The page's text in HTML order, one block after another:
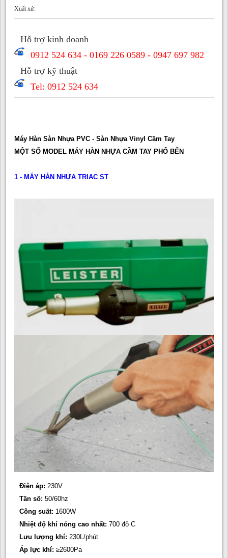
Xuất xứ:
Hỗ trợ kinh doanh
0912 524 634 - 0169 226 0589 - 0947 697 982
Hỗ trợ kỹ thuật
Tel: 0912 524 634
Máy Hàn Sàn Nhựa PVC - Sàn Nhựa Vinyl Cầm Tay
MỘT SỐ MODEL MÁY HÀN NHỰA CẦM TAY PHỔ BẾN
1 - MÁY HÀN NHỰA TRIAC ST
Điện áp: 230V
Tần số: 50/60hz
Công suất: 1600W
Nhiệt độ khí nóng cao nhất: 700 độ C
Lưu lượng khí: 230L/phút
Áp lực khí: ≥2600Pa